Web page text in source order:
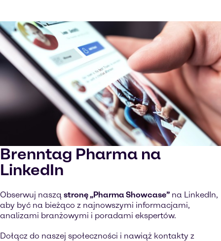
Brenntag Pharma na
LinkedIn
Obserwuj naszą stronę „Pharma Showcase” na LinkedIn,
aby być na bieżąco z najnowszymi informacjami,
analizami branżowymi i poradami ekspertów.
Dołącz do naszej społeczności i nawiąż kontakty z